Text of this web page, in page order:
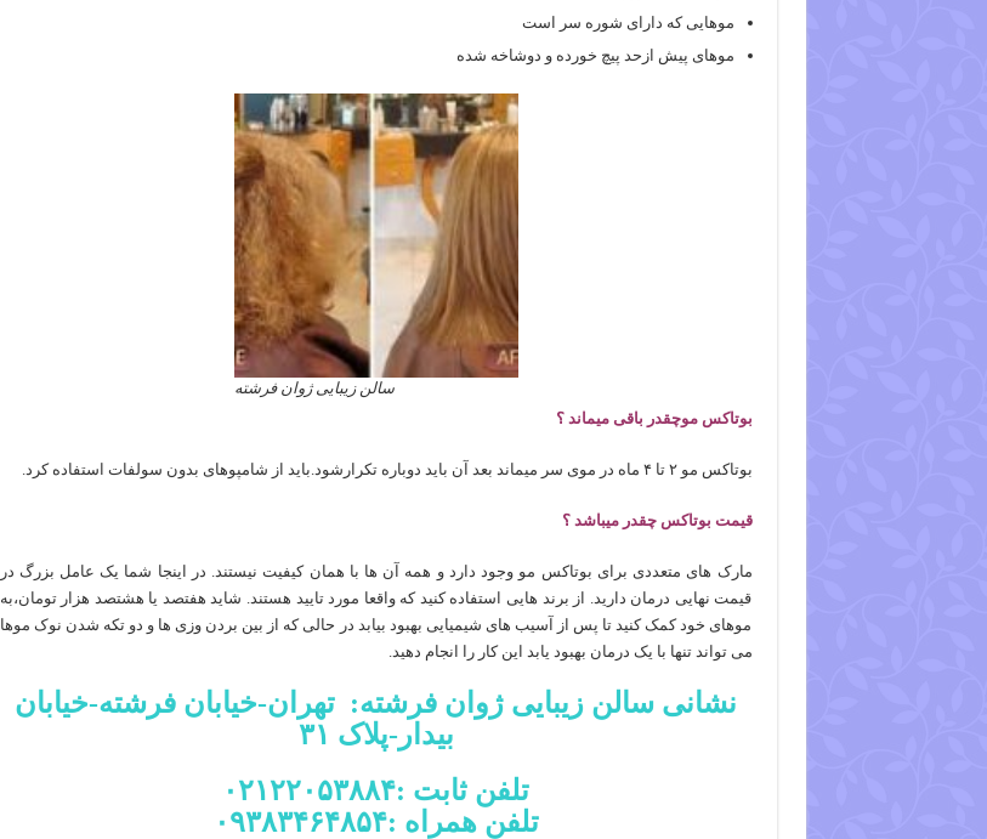
موهایی که دارای شوره سر است
موهای پیش ازحد پیچ خورده و دوشاخه شده
سالن زیبایی ژوان فرشته
بوتاکس موچقدر باقی میماند ؟
بوتاکس مو ۲ تا ۴ ماه در موی سر میماند بعد آن باید دوباره تکرارشود.باید از شامپوهای بدون سولفات استفاده کرد.
قیمت بوتاکس چقدر میباشد ؟
مارک های متعددی برای بوتاکس مو وجود دارد و همه آن ها با همان کیفیت نیستند. در اینجا شما یک عامل بزرگ در
قیمت نهایی درمان دارید. از برند هایی استفاده کنید که واقعا مورد تایید هستند. شاید هفتصد یا هشتصد هزار تومان،به
موهای خود کمک کنید تا پس از آسیب های شیمیایی بهبود بیابد در حالی که از بین بردن وزی ها و دو تکه شدن نوک موها
می تواند تنها با یک درمان بهبود یابد این کار را انجام دهید.
نشانی سالن زیبایی ژوان فرشته: تهران-خیابان فرشته-خیابان
بیدار-پلاک ۳۱
تلفن ثابت :۰۲۱۲۲۰۵۳۸۸۴
تلفن همراه :۰۹۳۸۳۴۶۴۸۵۴